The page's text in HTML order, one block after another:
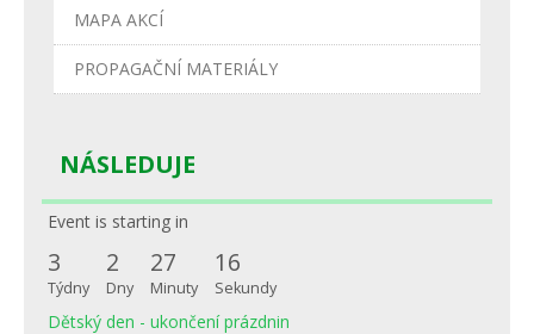
MAPA AKCÍ
PROPAGAČNÍ MATERIÁLY
NÁSLEDUJE
Event is starting in
3
Týdny
2
Dny
27
Minuty
16
Sekundy
Dětský den - ukončení prázdnin